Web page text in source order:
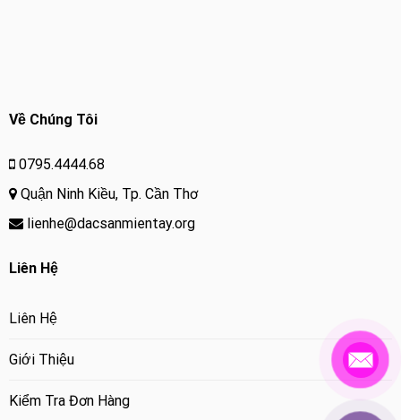
Về Chúng Tôi
0795.4444.68
Quận Ninh Kiều, Tp. Cần Thơ
lienhe@dacsanmientay.org
Liên Hệ
Liên Hệ
Giới Thiệu
Kiểm Tra Đơn Hàng